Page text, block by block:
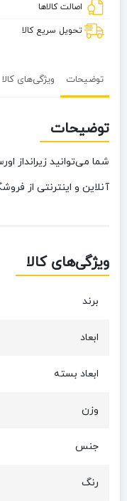
اصالت کالاها
تحویل سریع کالا
توضیحات ویژگی‌های کالا
توضیحات
آنلاین و اینترنتی از
ویژگی‌های کالا
برند
ابعاد
ابعاد بسته
وزن
جنس
رنگ